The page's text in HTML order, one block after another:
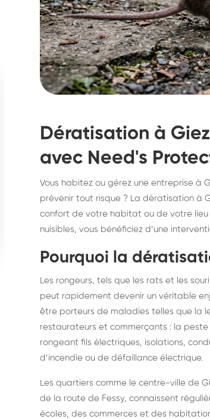
Destruction de nid de
frelons : intervention
rapide partout en France
Dératisation à
avec Need's
Vous habitez ou gérez une entreprise à
prévenir tout risque ? La dératisation à
confort de votre habitat ou de votre
nuisibles, vous bénéficiez d’une
Pourquoi la
Les rongeurs, tels que les rats et les
peut rapidement devenir un véritable
être porteurs de maladies telles que la
restaurateurs et commerçants : la
rongeant fils électriques, isolations,
d’incendie ou de défaillance électrique.
Les quartiers comme le centre-ville de
de la route de Fessy, connaissent
écoles, des commerces et des